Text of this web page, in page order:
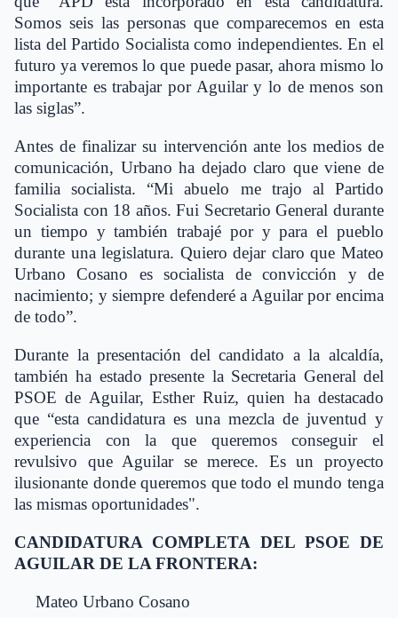
Somos seis las personas que comparecemos en esta
lista del Partido Socialista como independientes. En el
futuro ya veremos lo que puede pasar, ahora mismo lo
importante es trabajar por Aguilar y lo de menos son
las siglas”.
Antes de finalizar su intervención ante los medios de
comunicación, Urbano ha dejado claro que viene de
familia socialista. “Mi abuelo me trajo al Partido
Socialista con 18 años. Fui Secretario General durante
un tiempo y también trabajé por y para el pueblo
durante una legislatura. Quiero dejar claro que Mateo
Urbano Cosano es socialista de convicción y de
nacimiento; y siempre defenderé a Aguilar por encima
de todo”.
Durante la presentación del candidato a la alcaldía,
también ha estado presente la Secretaria General del
PSOE de Aguilar, Esther Ruiz, quien ha destacado
que “esta candidatura es una mezcla de juventud y
experiencia con la que queremos conseguir el
revulsivo que Aguilar se merece. Es un proyecto
ilusionante donde queremos que todo el mundo tenga
las mismas oportunidades".
CANDIDATURA COMPLETA DEL PSOE DE
AGUILAR DE LA FRONTERA:
Mateo Urbano Cosano